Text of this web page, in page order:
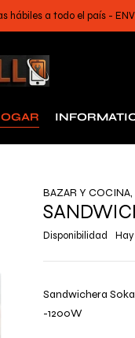
hábiles a todo el país -
BAZAR Y COCINA,
Disponibilidad
Sandwichera
-1200W